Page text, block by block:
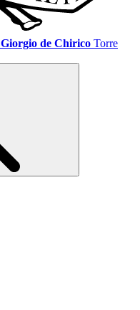
Giorgio de Chirico Torre